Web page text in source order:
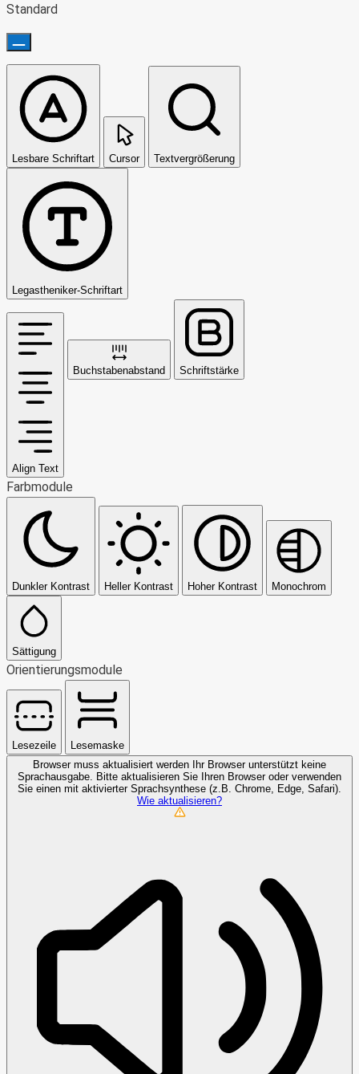
Standard
Lesbare Schriftart Cursor Textvergrößerung
Legastheniker-Schriftart
Align Text
Buchstabenabstand Schriftstärke
Farbmodule
Dunkler Kontrast Heller Kontrast Hoher Kontrast Monochrom
Sättigung
Orientierungsmodule
Lesezeile
Lesemaske
Browser muss aktualisiert werden
Ihr Browser unterstützt keine
Sprachausgabe. Bitte aktualisieren Sie Ihren Browser oder verwenden
Sie einen mit aktivierter Sprachsynthese (z.B. Chrome, Edge, Safari).
Wie aktualisieren?